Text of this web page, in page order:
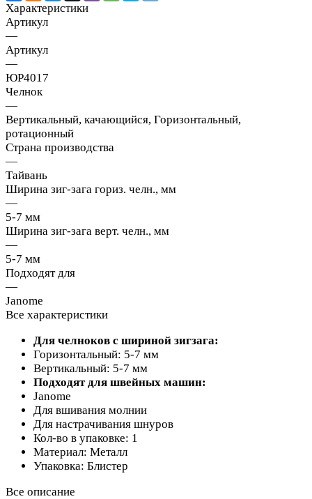
Характеристики
Артикул
—
Артикул
—
ЮР4017
Челнок
—
Вертикальный, качающийся, Горизонтальный,
ротационный
Страна производства
—
Тайвань
Ширина зиг-зага гориз. челн., мм
—
5-7 мм
Ширина зиг-зага верт. челн., мм
—
5-7 мм
Подходят для
—
Janome
Все характеристики
Для челноков с шириной зигзага:
Горизонтальный: 5-7 мм
Вертикальный: 5-7 мм
Подходят для швейных машин:
Janome
Для вшивания молнии
Для настрачивания шнуров
Кол-во в упаковке: 1
Материал: Металл
Упаковка: Блистер
Все описание